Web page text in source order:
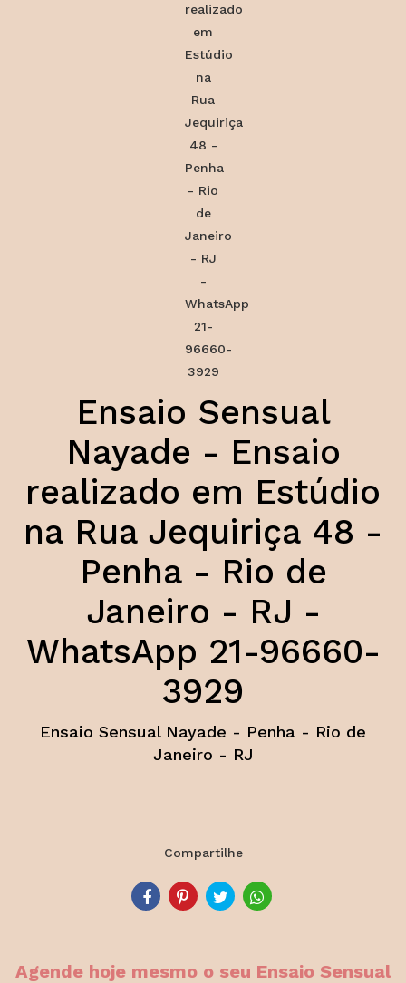
Ensaio Sensual
Nayade - Ensaio
realizado em Estúdio
na Rua Jequiriça 48 -
Penha - Rio de
Janeiro - RJ -
WhatsApp 21-96660-
3929
Ensaio Sensual Nayade - Penha - Rio de
Janeiro - RJ
Compartilhe
Agende hoje mesmo o seu Ensaio Sensual